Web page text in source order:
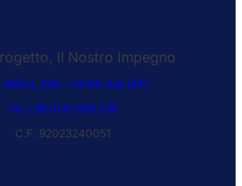
Il Nostro Impegno
Alfieri, 326 – 14100 Asti (AT)
Tel +39 0141.592.730
C.F. 92023240051